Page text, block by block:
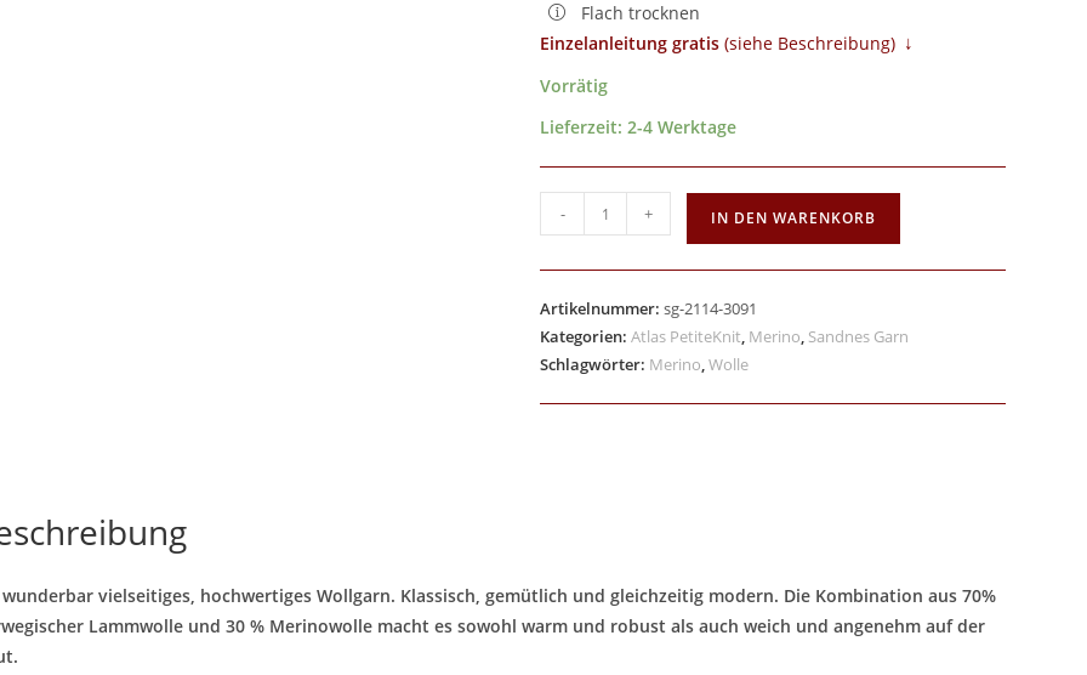
Flach trocknen
Einzelanleitung gratis ​ (siehe Beschreibung) ↓
Vorrätig
Lieferzeit:2-4 Werktage
- + IN DEN WARENKORB
Artikelnummer:sg-2114-3091
Kategorien:Atlas PetiteKnit, Merino, Sandnes Garn
Schlagwörter: Merino,Wolle
vielseitiges, hochwertiges Wollgarn. Klassisch, gemütlich und gleichzeitig modern. Die Kombination aus 70%
Lammwolle und 30 % Merinowolle macht es sowohl warm und robust als auch weich und angenehm auf der